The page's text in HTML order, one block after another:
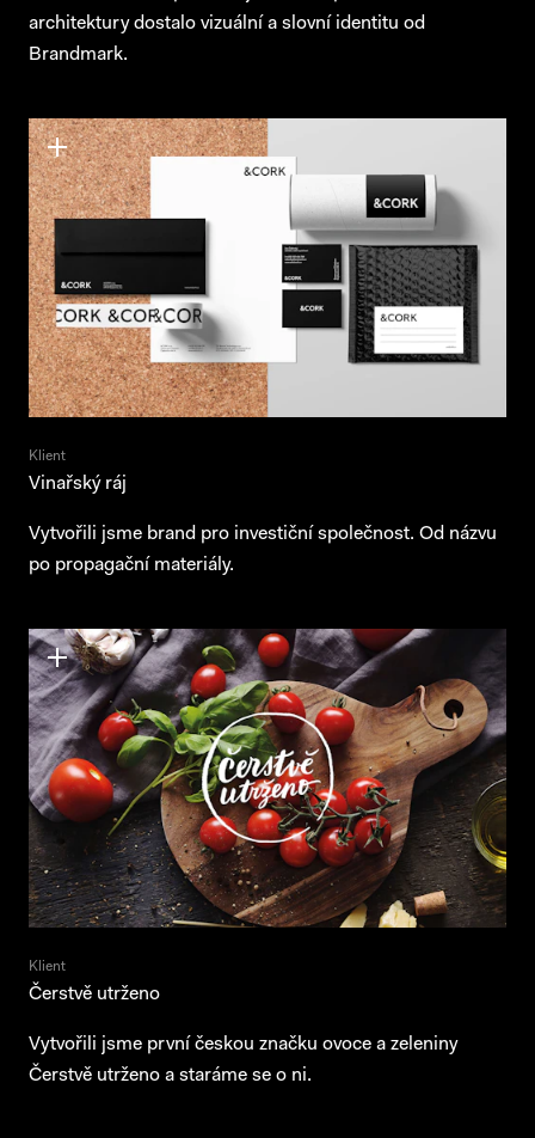
architektury dostalo vizuální a slovní identitu od
Brandmark.
Klient
Vinařský ráj
Vytvořili jsme brand pro investiční společnost. Od názvu
po propagační materiály.
Klient
Čerstvě utrženo
Vytvořili jsme první českou značku ovoce a zeleniny
Čerstvě utrženo a staráme se o ni.